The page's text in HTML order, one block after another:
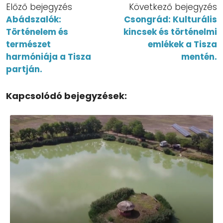
Előző bejegyzés
Abádszalók:
Történelem és
természet
harmóniája a Tisza
partján.
Következő bejegyzés
Csongrád: Kulturális
kincsek és történelmi
emlékek a Tisza
mentén.
Kapcsolódó bejegyzések: